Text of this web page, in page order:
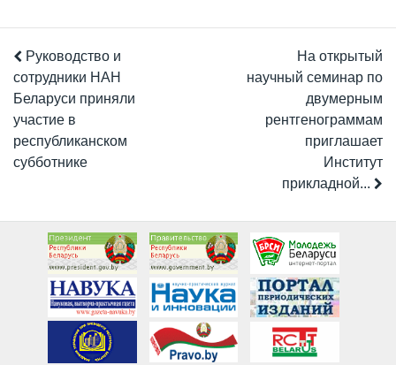
Руководство и
сотрудники НАН
Беларуси приняли
участие в
республиканском
субботнике
На открытый
научный семинар по
двумерным
рентгенограммам
приглашает
Институт
прикладной...